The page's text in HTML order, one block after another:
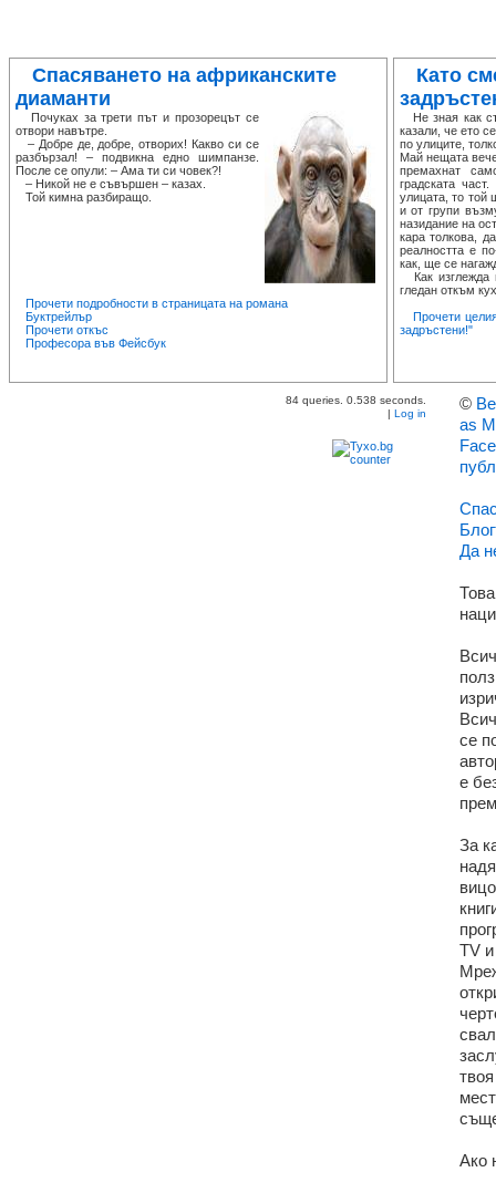
Спасяването на африканските
диаманти
Почуках за трети път и прозорецът се
отвори навътре.
– Добре де, добре, отворих! Какво си се
разбързал! – подвикна едно шимпанзе.
После се опули: – Ама ти си човек?!
– Никой не е съвършен – казах.
Той кимна разбиращо.
Прочети подробности в страницата на романа
Буктрейлър
Прочети откъс
Професора във Фейсбук
Като
Не зная как
казали, че ето
по улиците,
Май нещата
премахнат
градската
улицата, то той
и от групи
назидание на
кара толкова,
реалността е
как, ще се
Как изглежда
гледан откъм
Прочети
задръстени!"
84 queries. 0.538 seconds.
Log in
©
as
Да
се
е
За
TV
Ако